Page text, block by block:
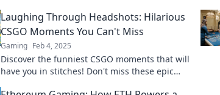
adventure!
Laughing Through Headshots: Hilarious
CSGO Moments You Can't Miss
Gaming Feb 4, 2025
Discover the funniest CSGO moments that will
have you in stitches! Don't miss these epic